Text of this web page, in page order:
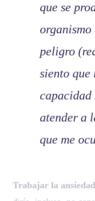
que se
peligro
siento que
capacidad
atender a
que me
Trabajar la